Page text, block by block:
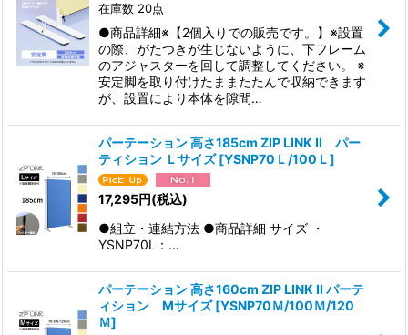
在庫数 20点
●商品詳細※【2個入りでの販売です。】※設置
の際、がたつきが生じないように、下フレーム
のアジャスターを回して調整してください。 ※
安定脚を取り付けたままたたんで収納できます
が、設置により本体を隙間…
パーテーション 高さ185cm ZIP LINK II パー
ティション Ｌサイズ [YSNP70Ｌ/100Ｌ]
17,295円(税込)
●組立・連結方法 ●商品詳細 サイズ ・
YSNP70L：…
パーテーション 高さ160cm ZIP LINK II パーテ
ィション Mサイズ [YSNP70Ｍ/100Ｍ/120
Ｍ]